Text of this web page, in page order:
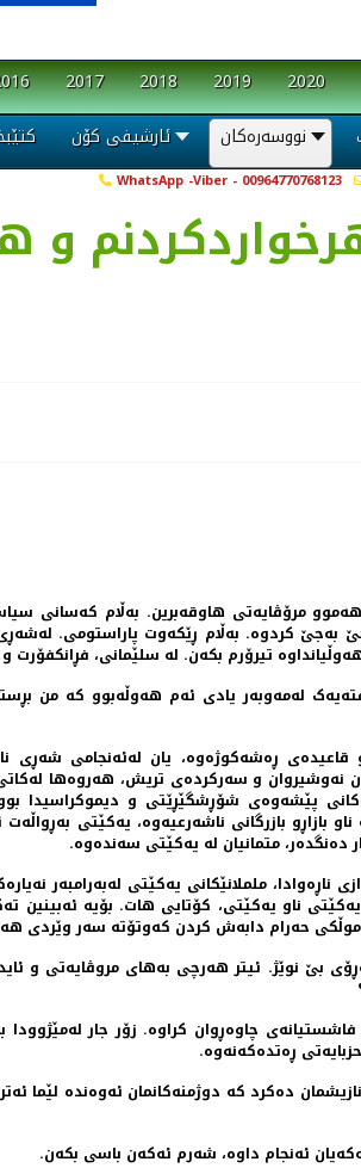
2017 2018 2019 2020
ئارشیفی کۆن نووسەرەکان
WhatsApp -Viber - 00964770768123
مرۆڤایەتی هاوقەبرین. بەڵام کەسانی
تیرۆرم بکەن. لە سلێمانی، فڕانکفۆرت
هەفتەیەک لەمەوبەر یادی ئەم هەوڵەبوو
ڕەشەکوژەوە، یان لەئەنجامی شەڕی
نەوشیروان و سەرکردەی تریش، هەروەها
پێشەوەی شۆڕشگێڕێتی و دیموکراسیدا
بازرگانی ناشەرعیەوە، یەکێتی
ململانێکانی یەکێتی لەبەرامبەر
یەکێتی ناو یەکێتی، کۆتایی هات. بۆیە
حەرام دابەش کردن کەوتۆتە سەر وێردی
بێ نوێژ. ئیتر هەرچی بەهای مروڤایەتی و
فاشستیانەی چاوەڕوان کراوە. زۆر جار
ڕەتدەکەنەوە.
دەکرد کە دوژمنەکانمان ئەوەندە لێما
ئەنجام داوە، شەرم ئەکەن باسی بکەن.